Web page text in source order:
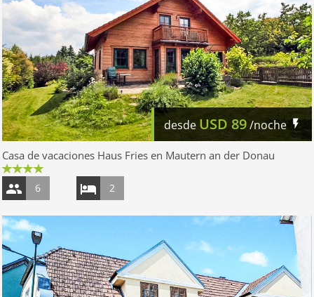
desde USD 89/noche
Casa de vacaciones Haus Fries en Mautern an der Donau
6 2